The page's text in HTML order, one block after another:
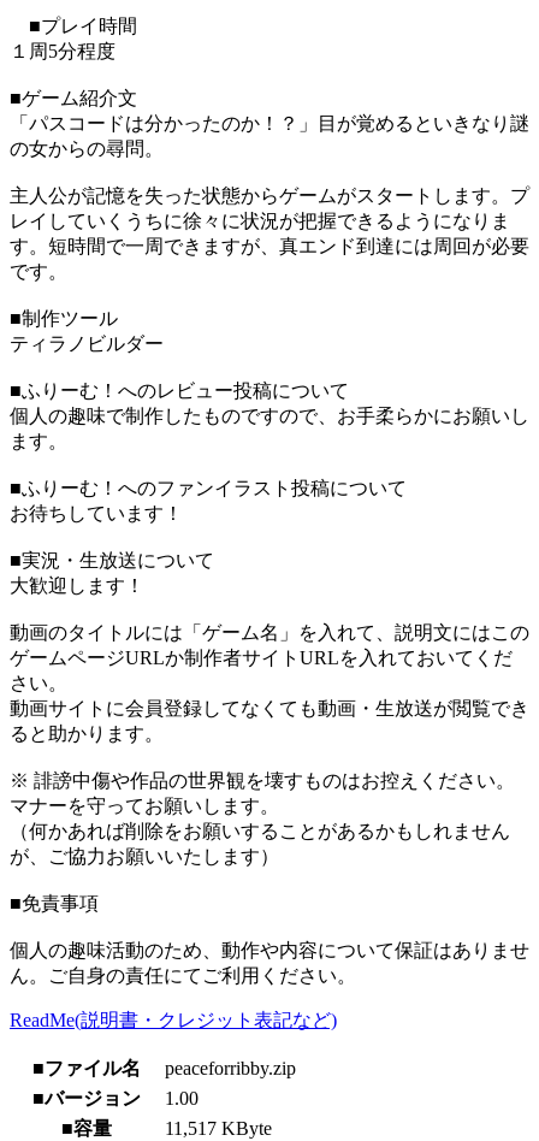
■プレイ時間
１周5分程度
■ゲーム紹介文
「パスコードは分かったのか！？」目が覚めるといきなり謎
の女からの尋問。
主人公が記憶を失った状態からゲームがスタートします。プ
レイしていくうちに徐々に状況が把握できるようになりま
す。短時間で一周できますが、真エンド到達には周回が必要
です。
■制作ツール
ティラノビルダー
■ふりーむ！へのレビュー投稿について
個人の趣味で制作したものですので、お手柔らかにお願いし
ます。
■ふりーむ！へのファンイラスト投稿について
お待ちしています！
■実況・生放送について
大歓迎します！
動画のタイトルには「ゲーム名」を入れて、説明文にはこの
ゲームページURLか制作者サイトURLを入れておいてくだ
さい。
動画サイトに会員登録してなくても動画・生放送が閲覧でき
ると助かります。
※ 誹謗中傷や作品の世界観を壊すものはお控えください。
マナーを守ってお願いします。
（何かあれば削除をお願いすることがあるかもしれません
が、ご協力お願いいたします）
■免責事項
個人の趣味活動のため、動作や内容について保証はありませ
ん。ご自身の責任にてご利用ください。
ReadMe(説明書・クレジット表記など)
■ファイル名
peaceforribby.zip
■バージョン
1.00
■容量
11,517 KByte